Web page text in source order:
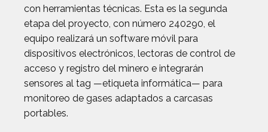
con herramientas técnicas. Esta es la segunda
etapa del proyecto, con número 240290, el
equipo realizará un software móvil para
dispositivos electrónicos, lectoras de control de
acceso y registro del minero e integrarán
sensores al tag —etiqueta informática— para
monitoreo de gases adaptados a carcasas
portables.